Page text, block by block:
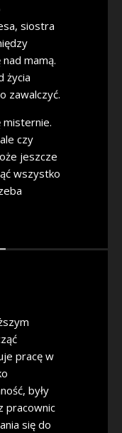
siostra
mamą.
życia
zawalczyć.
czy
jeszcze
wszystko
pracę w
były
pracownic
się do